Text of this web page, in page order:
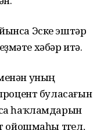
Эске эштәр
хәбәр итә.
уның
буласағын
һаҡламдарын
ойошмаһы түгел,